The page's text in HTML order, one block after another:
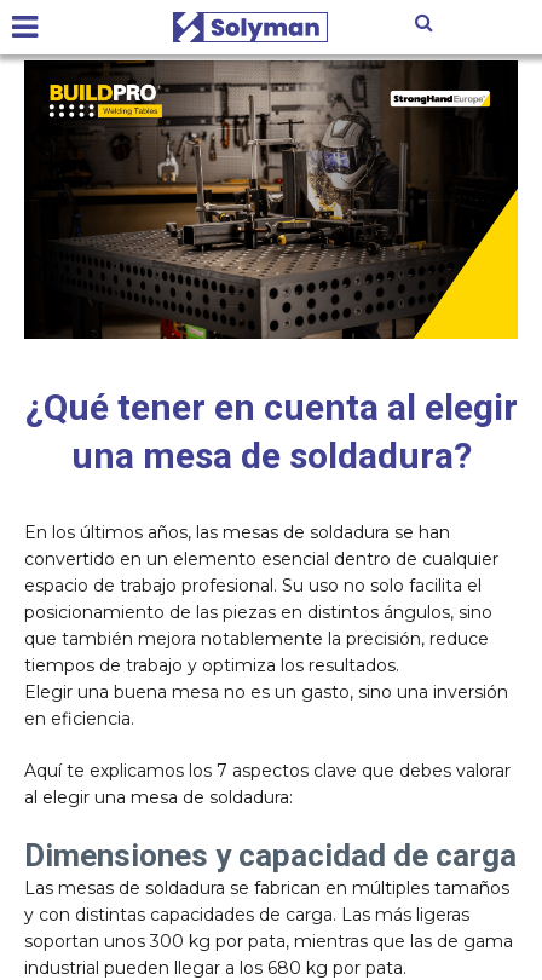
¿Qué tener en cuenta al elegir
una mesa de soldadura?
En los últimos años, las mesas de soldadura se han
convertido en un elemento esencial dentro de cualquier
espacio de trabajo profesional. Su uso no solo facilita el
posicionamiento de las piezas en distintos ángulos, sino
que también mejora notablemente la precisión, reduce
tiempos de trabajo y optimiza los resultados.
Elegir una buena mesa no es un gasto, sino una inversión
en eficiencia.
Aquí te explicamos los 7 aspectos clave que debes valorar
al elegir una mesa de soldadura:
Dimensiones y capacidad de carga
Las mesas de soldadura se fabrican en múltiples tamaños
y con distintas capacidades de carga. Las más ligeras
soportan unos 300 kg por pata, mientras que las de gama
industrial pueden llegar a los 680 kg por pata.